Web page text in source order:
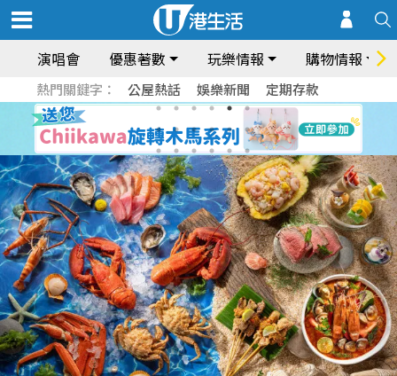
演唱會 優惠著數 玩樂情報 購物情報
熱門關鍵字： 公屋熱話 娛樂新聞 定期存款